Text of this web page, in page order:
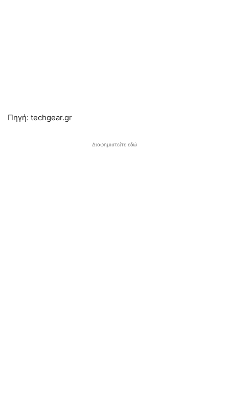
Πηγή: techgear.gr
Διαφημιστείτε εδώ